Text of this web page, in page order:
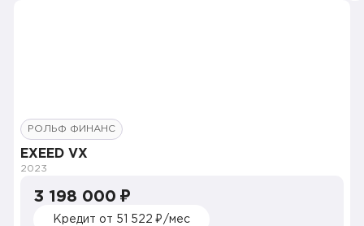
РОЛЬФ ФИНАНС
EXEED VX
2023
3 198 000 ₽
Кредит от 51 522 ₽/мес